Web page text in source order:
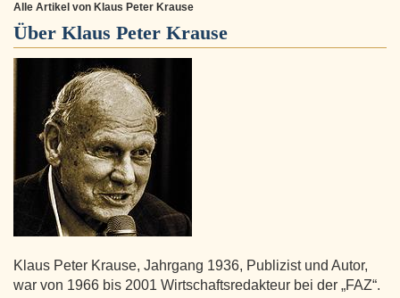
Alle Artikel von Klaus Peter Krause
Über Klaus Peter Krause
Klaus Peter Krause, Jahrgang 1936, Publizist und Autor,
war von 1966 bis 2001 Wirtschaftsredakteur bei der „FAZ“.